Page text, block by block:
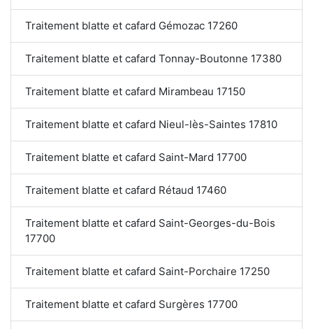
Traitement blatte et cafard Gémozac 17260
Traitement blatte et cafard Tonnay-Boutonne 17380
Traitement blatte et cafard Mirambeau 17150
Traitement blatte et cafard Nieul-lès-Saintes 17810
Traitement blatte et cafard Saint-Mard 17700
Traitement blatte et cafard Rétaud 17460
Traitement blatte et cafard Saint-Georges-du-Bois
17700
Traitement blatte et cafard Saint-Porchaire 17250
Traitement blatte et cafard Surgères 17700